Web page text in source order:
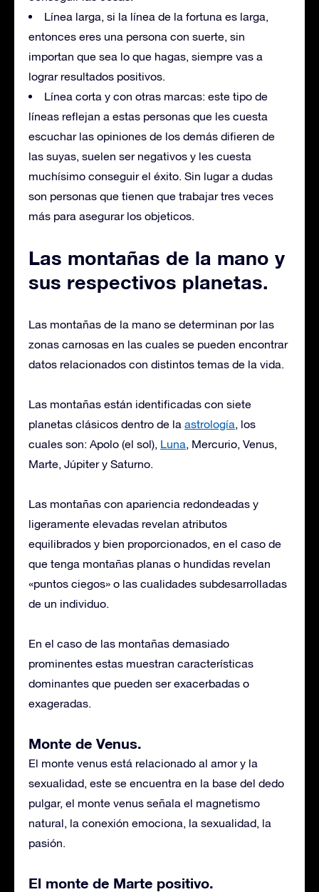
Línea larga, si la línea de la fortuna es larga,
entonces eres una persona con suerte, sin
importan que sea lo que hagas, siempre vas a
lograr resultados positivos.
Línea corta y con otras marcas: este tipo de
líneas reflejan a estas personas que les cuesta
escuchar las opiniones de los demás difieren de
las suyas, suelen ser negativos y les cuesta
muchísimo conseguir el éxito. Sin lugar a dudas
son personas que tienen que trabajar tres veces
más para asegurar los objeticos.
Las montañas de la mano y
sus respectivos planetas.
Las montañas de la mano se determinan por las
zonas carnosas en las cuales se pueden encontrar
datos relacionados con distintos temas de la vida.
Las montañas están identificadas con siete
planetas clásicos dentro de la astrología, los
cuales son: Apolo (el sol), Luna, Mercurio, Venus,
Marte, Júpiter y Saturno.
Las montañas con apariencia redondeadas y
ligeramente elevadas revelan atributos
equilibrados y bien proporcionados, en el caso de
que tenga montañas planas o hundidas revelan
«puntos ciegos» o las cualidades subdesarrolladas
de un individuo.
En el caso de las montañas demasiado
prominentes estas muestran características
dominantes que pueden ser exacerbadas o
exageradas.
Monte de Venus.
El monte venus está relacionado al amor y la
sexualidad, este se encuentra en la base del dedo
pulgar, el monte venus señala el magnetismo
natural, la conexión emociona, la sexualidad, la
pasión.
El monte de Marte positivo.